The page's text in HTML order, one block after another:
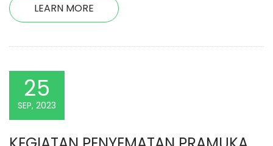
LEARN MORE
25
SEP, 2023